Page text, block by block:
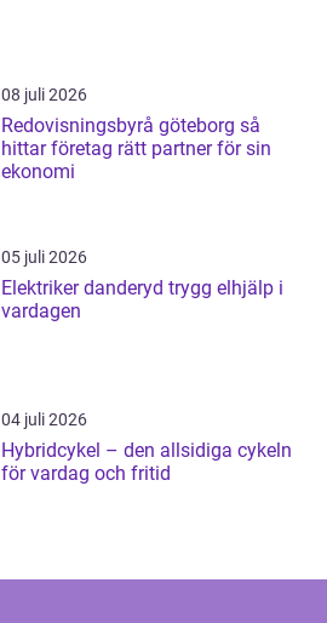
08 juli 2026
Redovisningsbyrå göteborg så
hittar företag rätt partner för sin
ekonomi
05 juli 2026
Elektriker danderyd trygg elhjälp i
vardagen
04 juli 2026
Hybridcykel – den allsidiga cykeln
för vardag och fritid